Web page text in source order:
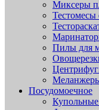
Миксеры
Тестомесы
Пилы для
Посудомоечное